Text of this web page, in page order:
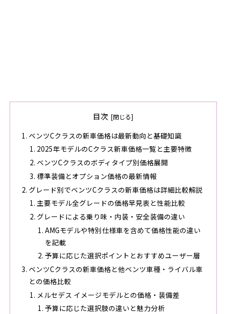
目次
ベンツCクラスの新車価格は最新動向と基礎知識
2025年モデルのCクラス新車価格一覧と主要特徴
ベンツCクラスのボディタイプ別価格展開
標準装備とオプション価格の最新情報
グレード別でベンツCクラスの新車価格は詳細比較解説
主要モデル全グレードの価格早見表と性能比較
グレードによる乗り味・内装・安全装備の違い
AMGモデルや特別仕様車を含めて価格性能の違い
を記載
予算に応じた選択ポイントとおすすめユーザー層
ベンツCクラスの新車価格と他ベンツ車種・ライバル車
との価格比較
メルセデス イメージモデルとの価格・装備差
予算に応じた選択肢の違いと魅力分析